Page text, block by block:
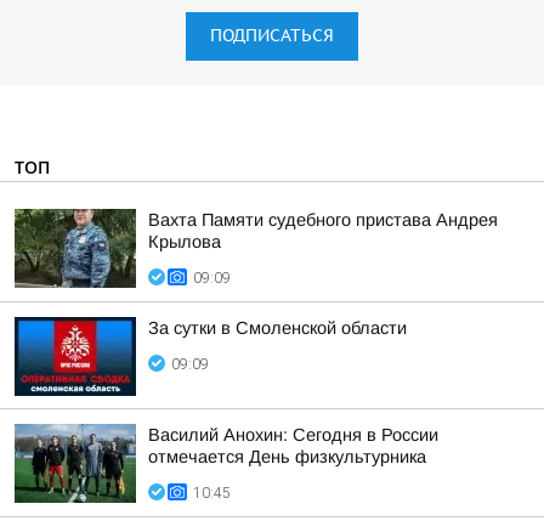
ПОДПИСАТЬСЯ
ТОП
Вахта Памяти судебного пристава Андрея
Крылова
09:09
За сутки в Смоленской области
09:09
Василий Анохин: Сегодня в России
отмечается День физкультурника
10:45